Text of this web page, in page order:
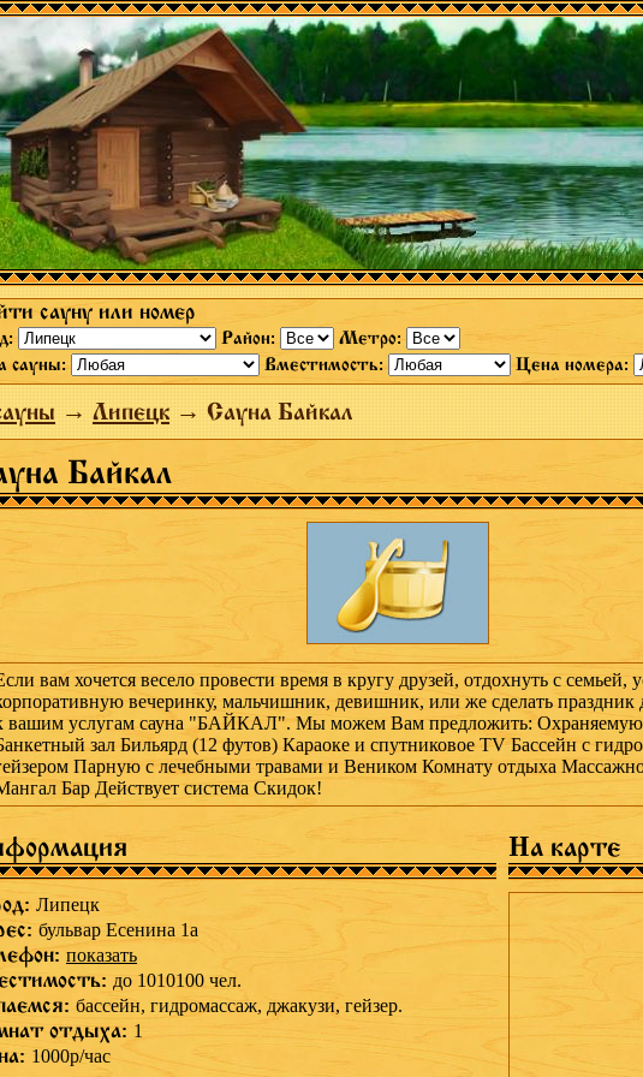
сауну или номер
Район:
Метро:
сауны:
Вместимость: Цена номера:
→Липецк→ Сауна Байкал
Байкал
вам хочется весело провести время в кругу друзей, отдохнуть с семьей,
вечеринку, мальчишник, девишник, или же сделать праздник
вашим услугам сауна "БАЙКАЛ". Мы можем Вам предложить: Охраняемую
зал Бильярд (12 футов) Караоке и спутниковое TV Бассейн с
Парную с лечебными травами и Веником Комнату отдыха
Бар Действует система Скидок!
На карте
Липецк
бульвар Есенина 1а
показать
до 1010100 чел.
бассейн, гидромассаж, джакузи, гейзер.
отдыха: 1
1000р/час